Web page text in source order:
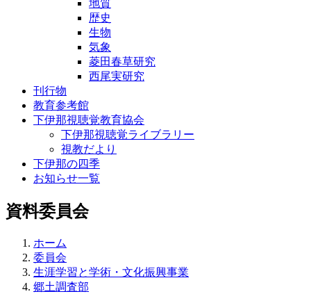
地質
歴史
生物
気象
菱田春草研究
西尾実研究
刊行物
教育参考館
下伊那視聴覚教育協会
下伊那視聴覚ライブラリー
視教だより
下伊那の四季
お知らせ一覧
資料委員会
ホーム
委員会
生涯学習と学術・文化振興事業
郷土調査部